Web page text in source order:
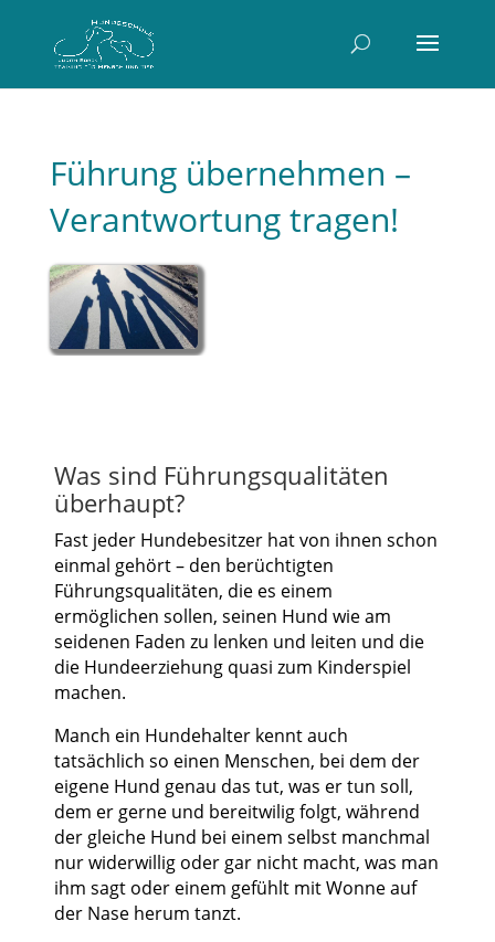
Führung übernehmen –
Verantwortung tragen!
Was sind Führungsqualitäten
überhaupt?
Fast jeder Hundebesitzer hat von ihnen schon
einmal gehört – den berüchtigten
Führungsqualitäten, die es einem
ermöglichen sollen, seinen Hund wie am
seidenen Faden zu lenken und leiten und die
die Hundeerziehung quasi zum Kinderspiel
machen.
Manch ein Hundehalter kennt auch
tatsächlich so einen Menschen, bei dem der
eigene Hund genau das tut, was er tun soll,
dem er gerne und bereitwilig folgt, während
der gleiche Hund bei einem selbst manchmal
nur widerwillig oder gar nicht macht, was man
ihm sagt oder einem gefühlt mit Wonne auf
der Nase herum tanzt.